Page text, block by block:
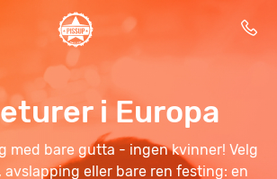
i Europa
med bare gutta - ingen kvinner! Velg
avslapping eller bare ren festing: en